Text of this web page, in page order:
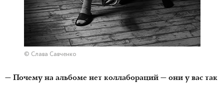
© Слава Савченко
— Почему на альбоме нет коллабораций — они у вас так